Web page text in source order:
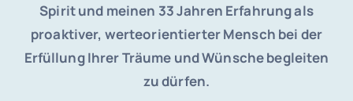
Katalog
Spirit und meinen 33 Jahren Erfahrung als
proaktiver, werteorientierter Mensch bei der
Erfüllung Ihrer Träume und Wünsche begleiten
zu dürfen.